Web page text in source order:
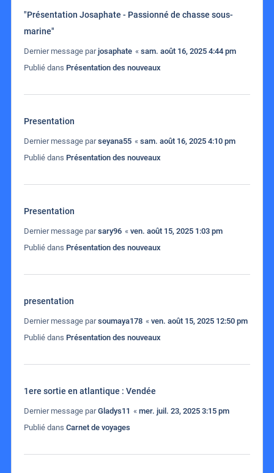
"Présentation Josaphate - Passionné de chasse sous-
marine"
Dernier message parjosaphate « sam. août 16, 2025 4:44 pm
Publié dans Présentation des nouveaux
Presentation
Dernier message parseyana55 « sam. août 16, 2025 4:10 pm
Publié dans Présentation des nouveaux
Presentation
Dernier message parsary96 « ven. août 15, 2025 1:03 pm
Publié dans Présentation des nouveaux
presentation
Dernier message parsoumaya178 « ven. août 15, 2025 12:50 pm
Publié dans Présentation des nouveaux
1ere sortie en atlantique : Vendée
Dernier message parGladys11 « mer. juil. 23, 2025 3:15 pm
Publié dans Carnet de voyages